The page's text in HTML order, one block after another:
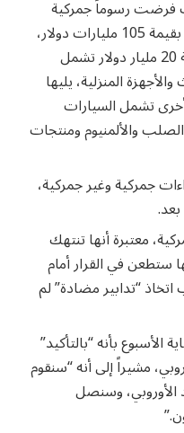
فرضت رسوماً جمركية
بنسبة 25% على واردات أمريكية بقيمة 105 مليارات دولار،
بدءاً من رسوم على واردات بقيمة 20 مليار دولار تشمل
المنزلية، يليها
دولار أخرى تشمل السيارات
والألمنيوم ومنتجات
جمركية وغير جمركية،
معتبرة أنها تنتهك
ستطعن في القرار أمام
اتخاذ “تدابير مضادة” لم
بأنه “بالتأكيد”
مشيراً إلى أنه “سنقوم
الأوروبي، وسنصل